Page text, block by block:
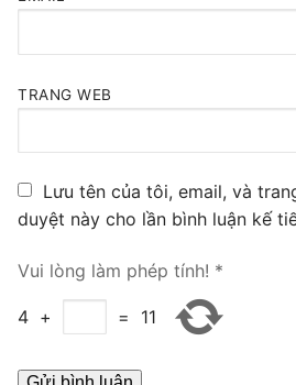
LIÊN HỆ
TIN TỨC
HƯỚNG DẪN
TRANG WEB
Lưu tên của tôi, email, và
duyệt này cho lần bình luận kế
Vui lòng làm phép tính! *
4 + = 11